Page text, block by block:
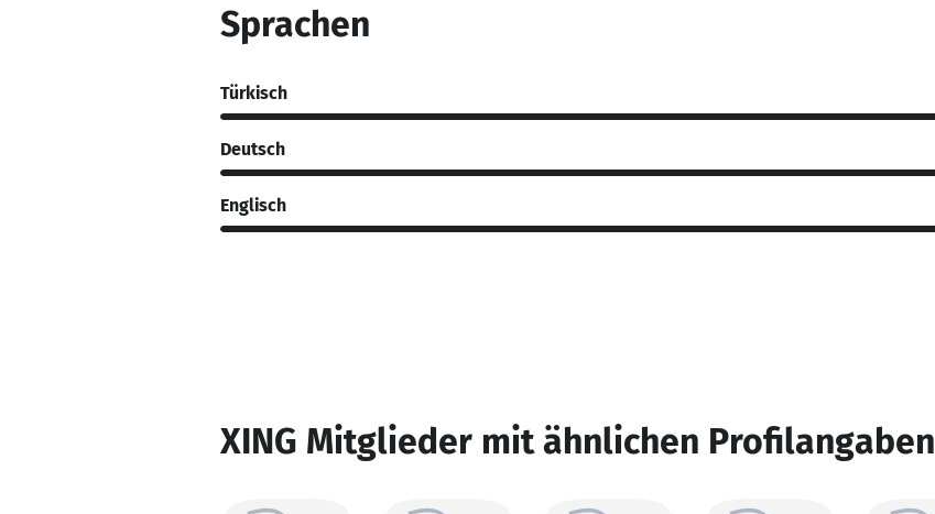
Sprachen
Türkisch
Deutsch
Englisch
XING Mitglieder mit ähnlichen Profilangaben